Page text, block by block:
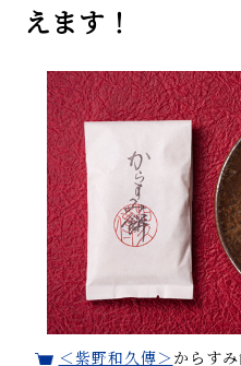
えます！
＜紫野和久傳＞ からす